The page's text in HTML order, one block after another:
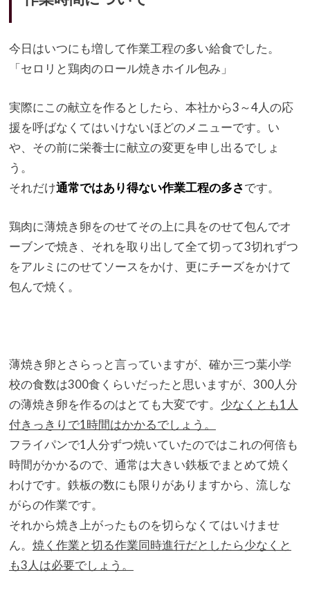
今日はいつにも増して作業工程の多い給食でした。
「セロリと鶏肉のロール焼きホイル包み」
実際にこの献立を作るとしたら、本社から3～4人の応
援を呼ばなくてはいけないほどのメニューです。い
や、 その前に栄養士に献立の変更を申し出るでしょ
う。
それだけ通常ではあり得ない作業工程の多さです。
鶏肉に薄焼き卵をのせてその上に具をのせて包んでオ
ーブンで焼き 、 それを取り出して全て切って3切れずつ
をアルミにのせてソースをかけ、更にチーズをかけて
包んで焼く。
薄焼き卵とさらっと言っていますが、 確か三つ葉小学
校の食数は300食くらいだったと思いますが、 300人分
の薄焼き卵を作るのはとても大変です。 少なくとも1 人
付きっきりで1時間はかかるでしょう。
フライパンで1人分ずつ焼いていたのではこれの何倍も
時間がかかるので、通常は大きい鉄板でまとめて焼く
わけです。 鉄板の数にも限りがありますから、流しな
がらの作業です。
それから焼き上がったものを切らなくてはいけませ
ん。 焼く作業と切る作業同時進行だとしたら少なくと
も3人は必要でし ょう。